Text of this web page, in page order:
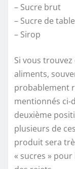
– Sucre brut
– Sucre de
– Sirop
Si vous
aliments,
probablement
mentionnés ci-
deuxième
plusieurs de
produit sera
« sucres »